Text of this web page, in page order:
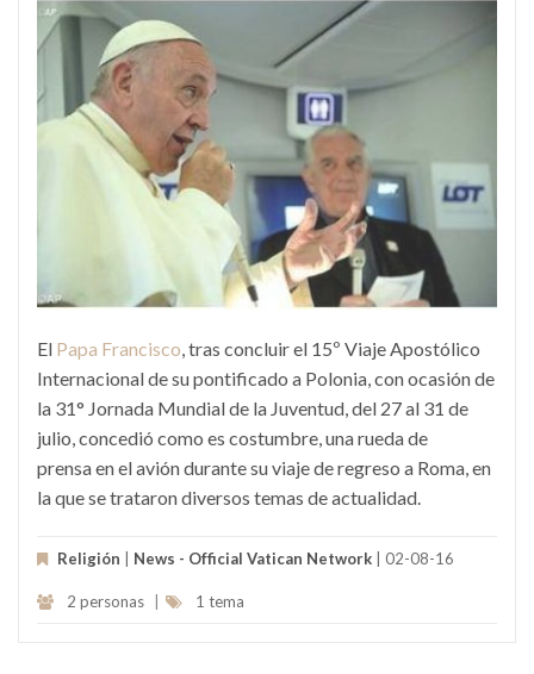
El Papa Francisco, tras concluir el 15º Viaje Apostólico
Internacional de su pontificado a Polonia, con ocasión de
la 31° Jornada Mundial de la Juventud, del 27 al 31 de
julio, concedió como es costumbre, una rueda de
prensa en el avión durante su viaje de regreso a Roma, en
la que se trataron diversos temas de actualidad.
Religión News - Official Vatican Network | 02-08-16
2 personas 1 tema